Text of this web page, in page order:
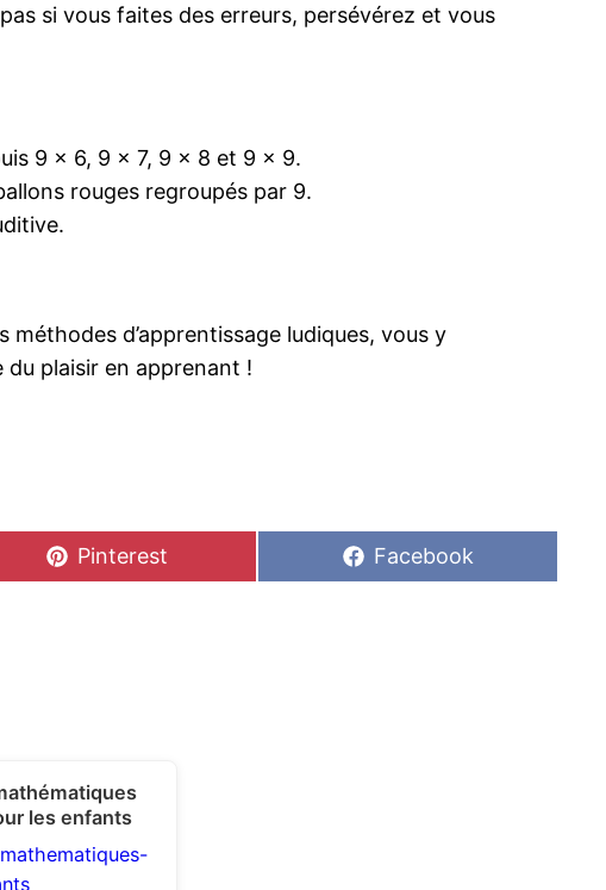
si vous faites des erreurs, persévérez et vous
9 x 6, 9 x 7, 9 x 8 et 9 x 9.
rouges regroupés par 9.
d’apprentissage ludiques, vous y
du plaisir en apprenant !
Share
on
Pinterest
Share
on
Facebook
les enfants